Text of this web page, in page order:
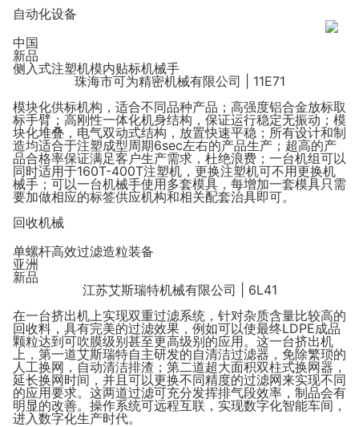
自动化设备
中国
新品
侧入式注塑机模内贴标机械手
珠海市可为精密机械有限公司 | 11E71
模块化供标机构，适合不同品种产品；高强度铝合金放标取
标手臂；高刚性一体化机身结构，保证运行稳定无振动；模
块化堆叠，电气双动式结构，放置快速平稳；所有设计和制
造均适合于注塑成型周期6sec左右的产品生产；超高的产
品合格率保证满足客户生产需求，杜绝浪费；一台机组可以
同时适用于160T-400T注塑机，更换注塑机可不用更换机
械手；可以一台机械手使用多套模具，每增加一套模具只需
要加做相应的标签供应机构和相关配套治具即可。
回收机械
单螺杆高效过滤造粒装备
亚洲
新品
江苏艾斯瑞特机械有限公司 | 6L41
在一台挤出机上实现双重过滤系统，针对杂质含量比较高的
回收料，具有完美的过滤效果，例如可以使最终LDPE成品
颗粒达到可吹膜级别甚至更高级别的应用。这一台挤出机
上，第一道艾斯瑞特自主研发的自清洁过滤器，免除繁琐的
人工换网，自动清洁排渣；第二道超大面积双柱式换网器，
延长换网时间，并且可以更换不同精度的过滤网来实现不同
的应用要求。这两道过滤可充分发挥排气段效率，制品会有
明显的改善。操作系统可远程互联，实现数字化智能车间，
进入数字化生产时代。